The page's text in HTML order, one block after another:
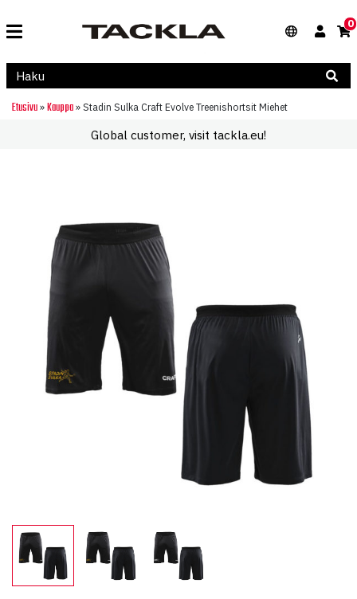
0
Etusivu » Kauppa » Stadin Sulka Craft Evolve Treenishortsit Miehet
Global customer, visit tackla.eu!